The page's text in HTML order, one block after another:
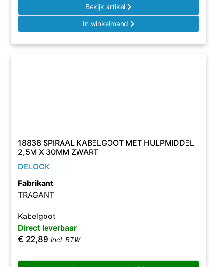
Bekijk artikel
In winkelmand
18838 SPIRAAL KABELGOOT MET HULPMIDDEL
2,5M X 30MM ZWART
DELOCK
Fabrikant
TRAGANT
Kabelgoot
Direct leverbaar
€ 22,89 incl. BTW